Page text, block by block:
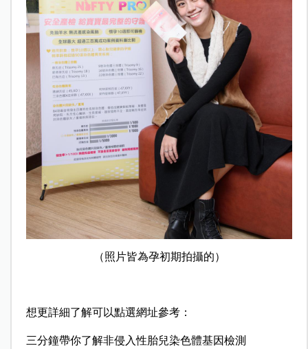
（照片皆為孕初期拍攝的）
想更詳細了解可以點選網址參考：
三分鐘帶你了解非侵入性胎兒染色體基因檢測